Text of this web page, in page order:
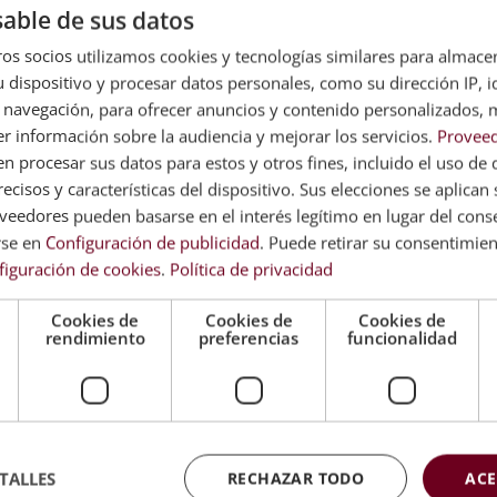
salud mental
mental y especializado en alguna de sus múltiples
trabajo:
funcionamiento y cuidado de la salud mental y sea capaz
de sus datos
socios utilizamos cookies y tecnologías similares para
dispositivo y procesar datos personales, como su dirección IP,
para ofrecer anuncios y contenido personalizados,
información sobre la audiencia y mejorar los servicios.
procesar sus datos para estos y otros fines, incluido el uso de
y características del dispositivo. Sus elecciones se aplican
pueden basarse en el interés legítimo en lugar del
en Configuración de publicidad. Puede retirar su
de cookies. Política de privacidad
Cookies de
rendimiento
Cookies de
preferencias
Cookies de
funcionalidad
RECHAZAR TODO